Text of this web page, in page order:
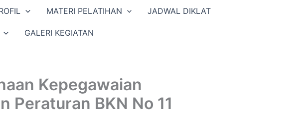
MATERI PELATIHAN JADWAL DIKLAT
GALERI KEGIATAN
Kepegawaian
Peraturan BKN No 11